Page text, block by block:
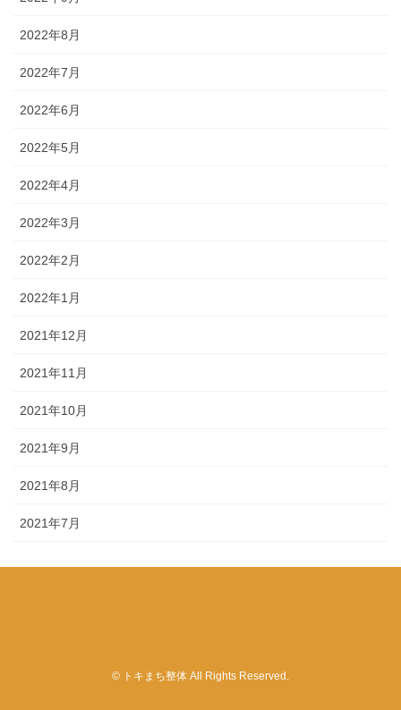
2022年8月
2022年7月
2022年6月
2022年5月
2022年4月
2022年3月
2022年2月
2022年1月
2021年12月
2021年11月
2021年10月
2021年9月
2021年8月
2021年7月
© トキまち整体 All Rights Reserved.